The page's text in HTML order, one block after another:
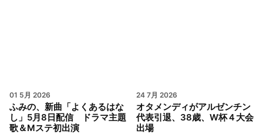
01 5月 2026
ふみの、新曲「よくあるはな
し」5月8日配信 ドラマ主題
歌＆Mステ初出演
24 7月 2026
オタメンディがアルゼンチン
代表引退、38歳、W杯４大会
出場